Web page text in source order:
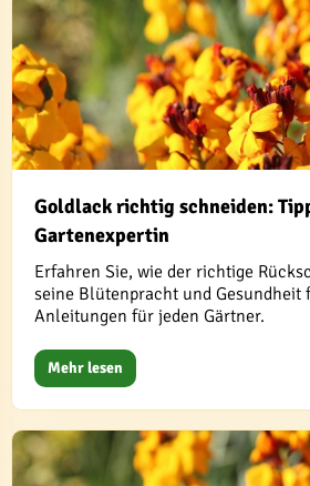
Goldlack richtig schneiden:
Gartenexpertin
Erfahren Sie, wie der richtige
seine Blütenpracht und Gesundheit
Anleitungen für jeden Gärtner.
Mehr lesen